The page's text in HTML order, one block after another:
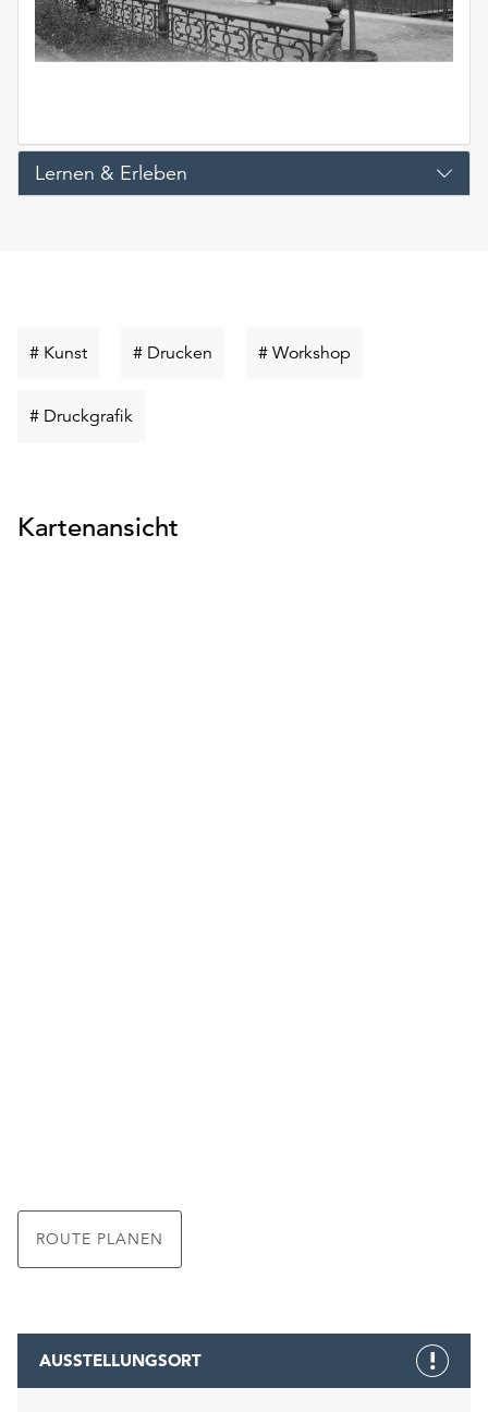
Lernen & Erleben
# KunstSchlüsselwort
# Drucken Schlüsselwort
# WorkshopSchlüsselwort
# DruckgrafikSchlüsselwort
Kartenansicht
ROUTE PLANEN
AUSSTELLUNGSORT